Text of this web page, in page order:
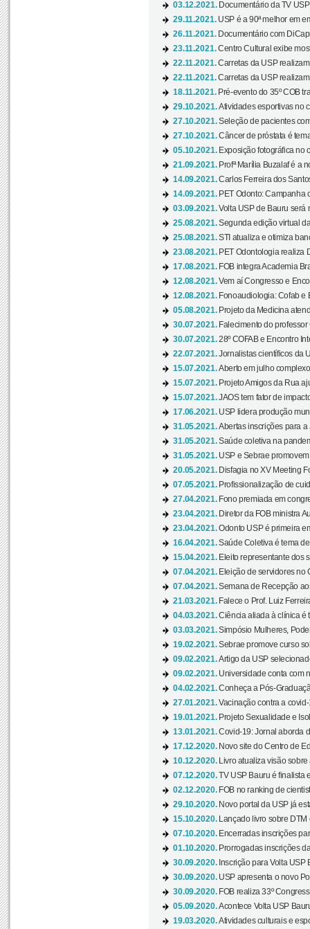
03.12.2021. Documentário da TV
29.11.2021. USP é a 90ª melhor em
26.11.2021. Documentário com
23.11.2021.Centro Cultural exibe
22.11.2021.Carretas da USP
22.11.2021.Carretas da USP
18.11.2021. Pré-evento do 35º COB
29.10.2021.Atividades esportivas no
27.10.2021.Seleção de pacientes
27.10.2021.Câncer de próstata é
05.10.2021. Exposição fotográfica no
21.09.2021. Profª Marília Buzalaf é a
14.09.2021.Carlos Ferreira dos
14.09.2021. PET Odonto: Campanha
03.09.2021.Volta USP de Bauru será
25.08.2021.Segunda edição virtual
25.08.2021.STI atualiza e otimiza
23.08.2021. PET Odontologia realiza
17.08.2021. FOB integra Academia
12.08.2021.Vem aí Congresso e
12.08.2021. Fonoaudiologia: Cofab e
05.08.2021. Projeto da Medicina
30.07.2021. Falecimento do
30.07.2021.28º COFAB e Encontro
22.07.2021.Jornalistas científicos da
15.07.2021.Aberto em julho
15.07.2021. Projeto Amigos da Rua
15.07.2021.JAOS tem fator de
17.06.2021. USP lidera produção
31.05.2021.Abertas inscrições para
31.05.2021.Saúde coletiva na
31.05.2021. USP e Sebrae
20.05.2021. Disfagia no XV Meeting
07.05.2021. Profissionalização de
27.04.2021. Fono premiada em
23.04.2021. Diretor da FOB ministra
23.04.2021.Odonto USP é primeira
16.04.2021.Saúde Coletiva é tema
15.04.2021. Eleito representante dos
07.04.2021. Eleição de servidores no
07.04.2021.Semana de Recepção
21.03.2021. Falece o Prof. Luiz
04.03.2021.Ciência aliada à clínica é
03.03.2021.Simpósio Mulheres,
19.02.2021.Sebrae promove curso
09.02.2021.Artigo da USP
09.02.2021. Universidade conta com
04.02.2021.Conheça a Pós-
27.01.2021.Vacinação contra a
19.01.2021. Projeto Sexualidade e
13.01.2021.Covid-19: Jornal aborda
17.12.2020. Novo site do Centro de
10.12.2020.
Livro atualiza visão
07.12.2020.TV USP Bauru é finalista
02.12.2020. FOB no ranking de
29.10.2020. Novo portal da USP já
15.10.2020.
Lançado livro sobre
07.10.2020. Encerradas inscrições
01.10.2020. Prorrogadas inscrições
30.09.2020. Inscrição para Volta USP
30.09.2020. USP apresenta o novo
30.09.2020. FOB realiza 33º
05.09.2020.Acontece Volta USP
19.03.2020.Atividades culturais e